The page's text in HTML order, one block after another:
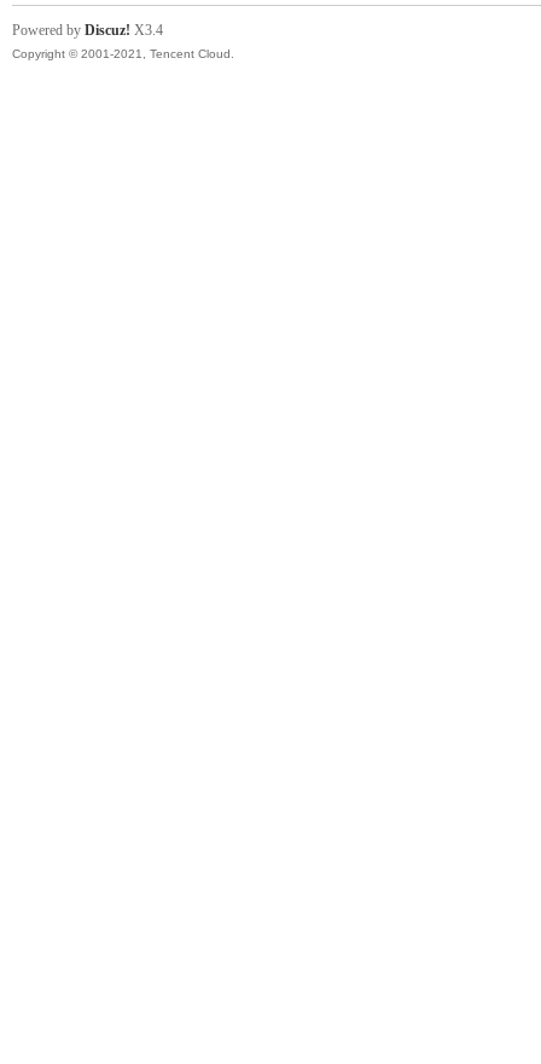
Powered by Discuz! X3.4
Copyright © 2001-2021, Tencent Cloud.